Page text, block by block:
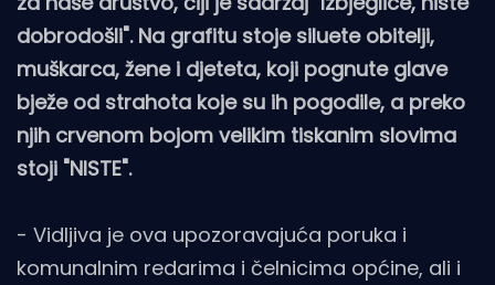
dobrodošli". Na grafitu stoje siluete obitelji,
muškarca, žene i djeteta, koji pognute glave
bježe od strahota koje su ih pogodile, a preko
njih crvenom bojom velikim tiskanim slovima
stoji "NISTE".
- Vidljiva je ova upozoravajuća poruka i
komunalnim redarima i čelnicima općine, ali i